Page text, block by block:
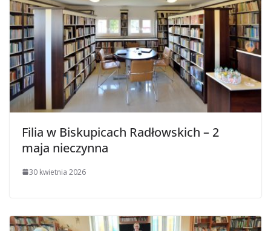
Filia w Biskupicach Radłowskich – 2
maja nieczynna
30 kwietnia 2026